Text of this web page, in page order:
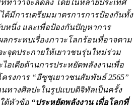
ท่าว่าจะลดลง โดยในหลายประเทศ
ด้มีการเตรียมมาตรการการป้องกันทั้ง
บหนึ่ง และเพื่อป้องกันปัญหาการ
กระทบเรื่องภาวะโลกร้อนที่อาจตาม
ะจุดประกายให้เยาวชนรุ่นใหม่ร่วม
อเดียด้านการประหยัดพลังงานเพื่อ
รงการ “อีซูซุเยาวชนสัมพันธ์ 2565”
ทางศิลปะในรูปแบบดิจิทัลเป็นครั้ง
ต้หัวข้อ “ประหยัดพลังงาน เพื่อโลกที่